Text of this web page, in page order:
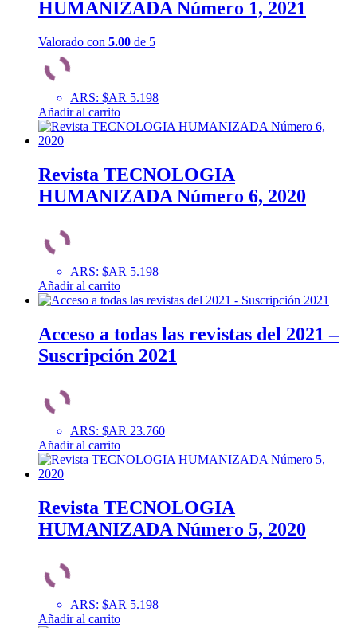
HUMANIZADA Número 1, 2021
Valorado con 5.00 de 5
ARS: $AR 5.198
Añadir al carrito
Revista TECNOLOGIA
HUMANIZADA Número 6, 2020
ARS: $AR 5.198
Añadir al carrito
Acceso a todas las revistas del 2021 –
Suscripción 2021
ARS: $AR 23.760
Añadir al carrito
Revista TECNOLOGIA
HUMANIZADA Número 5, 2020
ARS: $AR 5.198
Añadir al carrito